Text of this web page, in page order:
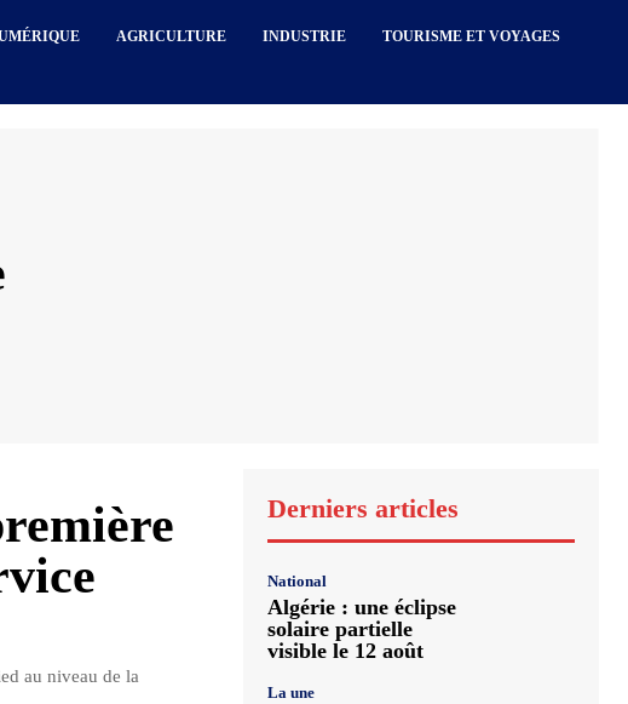
AGRICULTURE INDUSTRIE TOURISME ET VOYAGES
au niveau de la
Derniers articles
National
Algérie : une éclipse
solaire partielle
visible le 12 août
La une